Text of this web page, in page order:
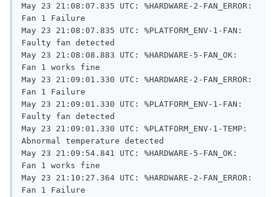
May 23 21:08:07.835 UTC: %HARDWARE-2-FAN_ERROR:
Fan 1 Failure
May 23 21:08:07.835 UTC: %PLATFORM_ENV-1-FAN:
Faulty fan detected
May 23 21:08:08.883 UTC: %HARDWARE-5-FAN_OK:
Fan 1 works fine
May 23 21:09:01.330 UTC: %HARDWARE-2-FAN_ERROR:
Fan 1 Failure
May 23 21:09:01.330 UTC: %PLATFORM_ENV-1-FAN:
Faulty fan detected
May 23 21:09:01.330 UTC: %PLATFORM_ENV-1-TEMP:
Abnormal temperature detected
May 23 21:09:54.841 UTC: %HARDWARE-5-FAN_OK:
Fan 1 works fine
May 23 21:10:27.364 UTC: %HARDWARE-2-FAN_ERROR:
Fan 1 Failure